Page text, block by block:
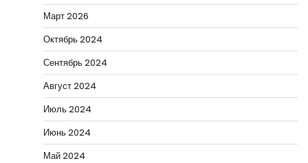
Март 2026
Октябрь 2024
Сентябрь 2024
Август 2024
Июль 2024
Июнь 2024
Май 2024